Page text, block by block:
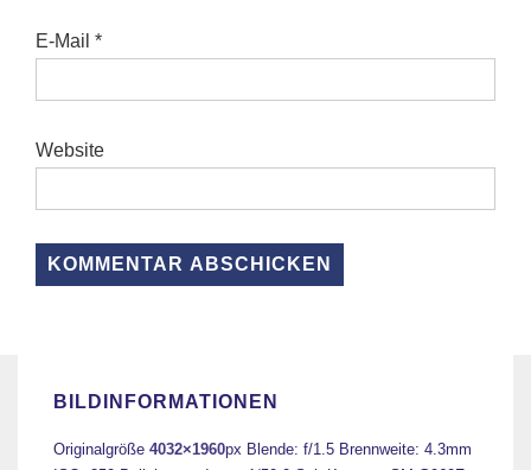
E-Mail *
Website
BILDINFORMATIONEN
Originalgröße 4032×1960px Blende: f/1.5 Brennweite: 4.3mm